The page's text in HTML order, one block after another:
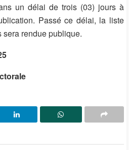
un délai de trois (03) jours à
Passé ce délai, la liste
rendue publique.